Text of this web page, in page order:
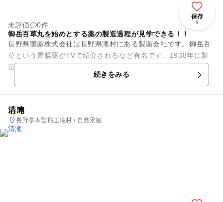
保存
8
未評価
0件
御岳百草丸を始めとする薬の製造過程が見学できる！！
長野県製薬株式会社は長野県滝村にある製薬会社です。御岳百
草という胃腸薬がTVで紹介されるなど有名です。1938年に製
造と販売を開始した製薬会社になります。木曽の地域は昔から
薬草の知識があったこと...続きをみる
清滝
長野県木曽郡王滝村 / 自然景観